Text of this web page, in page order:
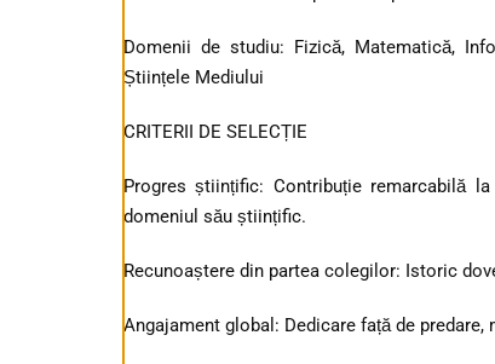
Domenii de studiu: Fizică, Matematică,
Științele Mediului
CRITERII DE SELECȚIE
Progres științific: Contribuție remarcabilă
domeniul său științific.
Recunoaștere din partea colegilor: Istoric
Angajament global: Dedicare față de